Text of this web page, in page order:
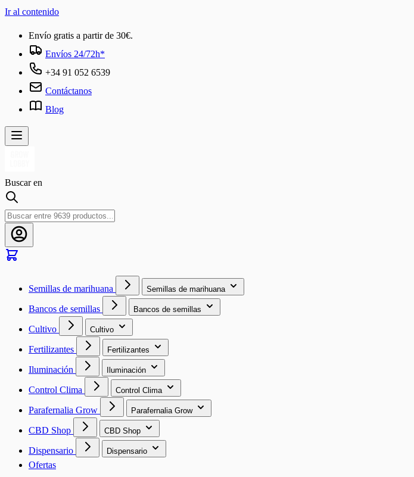
Ir al contenido
Envío gratis a partir de 30€.
Envíos 24/72h*
+34 91 052 6539
Contáctanos
Blog
Buscar en
Semillas de marihuana Semillas de marihuana
Bancos de semillas Bancos de semillas
Cultivo Cultivo
Fertilizantes Fertilizantes
Iluminación Iluminación
Control Clima Control Clima
Parafernalia Grow Parafernalia Grow
CBD Shop CBD Shop
Dispensario Dispensario
Ofertas